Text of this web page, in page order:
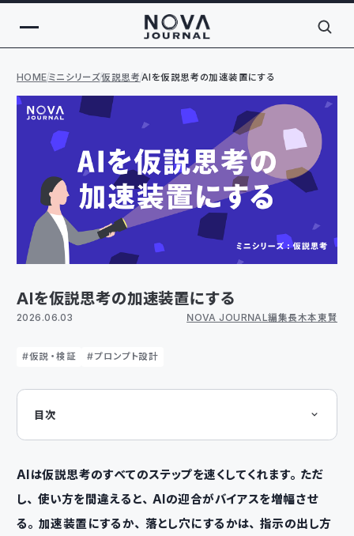
HOMEミニシリーズ仮説思考AIを仮説思考の加速装置にする
AIを仮説思考の加速装置にする
2026.06.03 NOVA JOURNAL編集長 木本 東賢
仮説・検証 プロンプト設計
目次
AIが加速する3つのステップ
② 検証する場面——データ分析の実行
AIの迎合が検証を壊す
AIに任せていい仕事、人間がやるべき仕事
AIは仮説思考のすべてのステップを速くしてくれます。ただ
し、使い方を間違えると、AIの迎合がバイアスを増幅させ
る。加速装置にするか、落とし穴にするかは、指示の出し方